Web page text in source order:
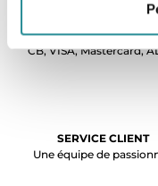
PAIEMENT
CB, VISA, Mastercard,
SERVICE CLIENT
Une équipe de